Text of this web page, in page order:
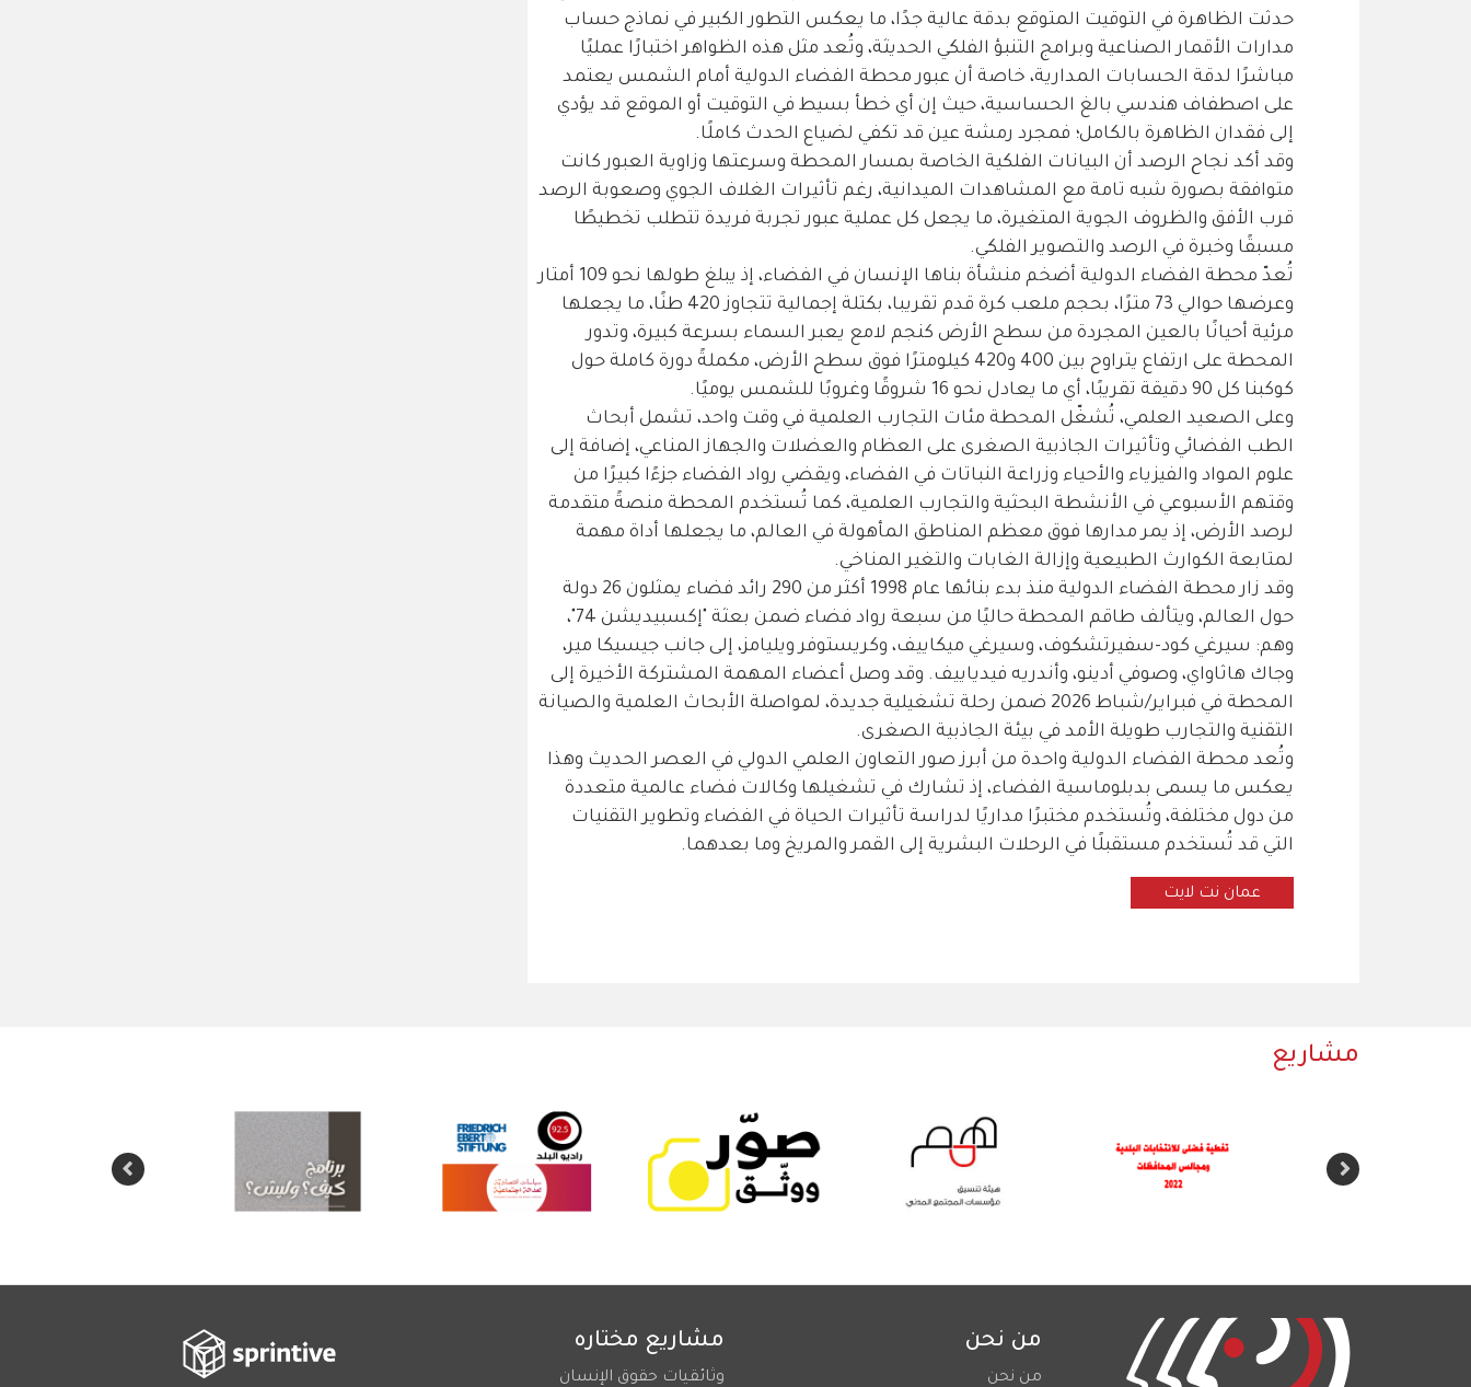
حدثت الظاهرة في التوقيت المتوقع بدقة عالية جدًا، ما يعكس التطور الكبير في نماذج حساب
مدارات الأقمار الصناعية وبرامج التنبؤ الفلكي الحديثة، وتُعد مثل هذه الظواهر اختبارًا عمليًا
مباشرًا لدقة الحسابات المدارية، خاصة أن عبور محطة الفضاء الدولية أمام الشمس يعتمد
على اصطفاف هندسي بالغ الحساسية، حيث إن أي خطأ بسيط في التوقيت أو الموقع قد يؤدي
إلى فقدان الظاهرة بالكامل؛ فمجرد رمشة عين قد تكفي لضياع الحدث كاملًا.
وقد أكد نجاح الرصد أن البيانات الفلكية الخاصة بمسار المحطة وسرعتها وزاوية العبور كانت
متوافقة بصورة شبه تامة مع المشاهدات الميدانية، رغم تأثيرات الغلاف الجوي وصعوبة الرصد
قرب الأفق والظروف الجوية المتغيرة، ما يجعل كل عملية عبور تجربة فريدة تتطلب تخطيطًا
مسبقًا وخبرة في الرصد والتصوير الفلكي.
تُعدّ محطة الفضاء الدولية أضخم منشأة بناها الإنسان في الفضاء، إذ يبلغ طولها نحو 109 أمتار
وعرضها حوالي 73 مترًا، بحجم ملعب كرة قدم تقريبا، بكتلة إجمالية تتجاوز 420 طنًا، ما يجعلها
مرئية أحيانًا بالعين المجردة من سطح الأرض كنجم لامع يعبر السماء بسرعة كبيرة، وتدور
المحطة على ارتفاع يتراوح بين 400 و420 كيلومترًا فوق سطح الأرض، مكملةً دورة كاملة حول
كوكبنا كل 90 دقيقة تقريبًا، أي ما يعادل نحو 16 شروقًا وغروبًا للشمس يوميًا.
وعلى الصعيد العلمي، تُشغّل المحطة مئات التجارب العلمية في وقت واحد، تشمل أبحاث
الطب الفضائي وتأثيرات الجاذبية الصغرى على العظام والعضلات والجهاز المناعي، إضافة إلى
علوم المواد والفيزياء والأحياء وزراعة النباتات في الفضاء، ويقضي رواد الفضاء جزءًا كبيرًا من
وقتهم الأسبوعي في الأنشطة البحثية والتجارب العلمية، كما تُستخدم المحطة منصةً متقدمة
لرصد الأرض، إذ يمر مدارها فوق معظم المناطق المأهولة في العالم، ما يجعلها أداة مهمة
لمتابعة الكوارث الطبيعية وإزالة الغابات والتغير المناخي.
وقد زار محطة الفضاء الدولية منذ بدء بنائها عام 1998 أكثر من 290 رائد فضاء يمثلون 26 دولة
حول العالم، ويتألف طاقم المحطة حاليًا من سبعة رواد فضاء ضمن بعثة "إكسبيديشن 74"،
وهم: سيرغي كود-سفيرتشكوف، وسيرغي ميكاييف، وكريستوفر ويليامز، إلى جانب جيسيكا مير،
وجاك هاثاواي، وصوفي أدينو، وأندريه فيدياييف. وقد وصل أعضاء المهمة المشتركة الأخيرة إلى
المحطة في فبراير/شباط 2026 ضمن رحلة تشغيلية جديدة، لمواصلة الأبحاث العلمية والصيانة
التقنية والتجارب طويلة الأمد في بيئة الجاذبية الصغرى.
وتُعد محطة الفضاء الدولية واحدة من أبرز صور التعاون العلمي الدولي في العصر الحديث وهذا
يعكس ما يسمى بدبلوماسية الفضاء، إذ تشارك في تشغيلها وكالات فضاء عالمية متعددة
من دول مختلفة، وتُستخدم مختبرًا مداريًا لدراسة تأثيرات الحياة في الفضاء وتطوير التقنيات
التي قد تُستخدم مستقبلًا في الرحلات البشرية إلى القمر والمريخ وما بعدهما.
عمان نت لايت
مشاريع
من نحن
من نحن
مشاريع مختاره
وثائقيات حقوق الإنسان